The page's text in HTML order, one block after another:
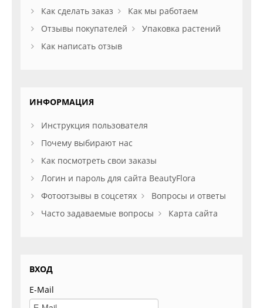
Как сделать заказ
Как мы работаем
Отзывы покупателей
Упаковка растений
Как написать отзыв
ИНФОРМАЦИЯ
Инструкция пользователя
Почему выбирают нас
Как посмотреть свои заказы
Логин и пароль для сайта BeautyFlora
Фотоотзывы в соцсетях
Вопросы и ответы
Часто задаваемые вопросы
Карта сайта
ВХОД
E-Mail